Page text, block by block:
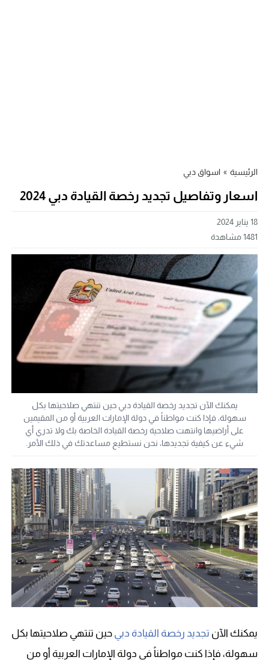
الرئيسية » اسواق دبي
اسعار وتفاصيل تجديد رخصة القيادة دبي 2024
18 يناير 2024
1481مشاهدة
يمكنك الآن تجديد رخصة القيادة دبي حين تنتهي صلاحيتها بكل
سهولة، فإذا كنت مواطناً في دولة الإمارات العربية أو من المقيمين
على أراضيها وانتهت صلاحية رخصة القيادة الخاصة بك ولا تدري أي
شيء عن كيفية تجديدها، نحن نستطيع مساعدتك في ذلك الأمر.
يمكنك الآن تجديد رخصة القيادة دبي حين تنتهي صلاحيتها بكل
سهولة، فإذا كنت مواطناً في دولة الإمارات العربية أو من